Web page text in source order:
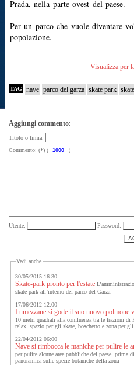
Prada, nella parte ovest del paese.
Per un parco che vuole diventare
popolazione.
Visualizza per
TAG nave parco del garza skate park
Aggiungi commento:
Titolo o firma:
Commento: (*) (
)
Utente: Password:
Vedi anche
30/05/2015 16:30
Skate-park pronto per l'estate
skate-park all’interno del parco del Garza.
17/06/2012 12:00
Lumezzane si gode il suo nuovo polmone
10 metri quadrati alla confluenza tra le frazioni di
relax, spazio per gli skate, boschetto e zona per
22/04/2012 06:00
Nave si rimbocca le maniche per pulire le
per pulire alcune aree pubbliche del paese, prima
panoramica sulle specie botaniche della zona